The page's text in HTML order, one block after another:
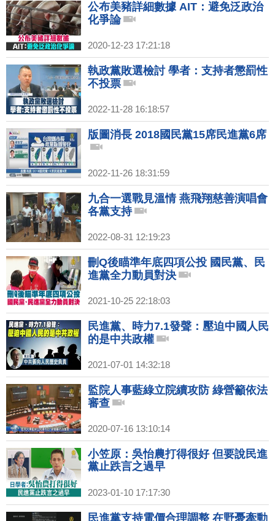
公布美豬詳細數據 AIT：避免泛政治
化爭論
2020-12-23 17:21:18
執政黨敗選檢討 學者：支持者懲罰性
不投票
2022-11-28 16:18:57
版圖消長 2018國民黨15席民進黨6席
2022-11-26 18:31:59
九合一選戰見溫情 燕飛翔慈善演唱會
各黨支持
2022-08-31 12:19:23
刪Q後瞄準年底四項公投 國民黨、民
進黨全力動員對決
2021-10-25 22:18:03
民進黨、時力7.1發聲：壓迫中國人民
的是中共政權
2021-07-01 14:32:18
監院人事藍綠立院續攻防 綠營籲依法
審查
2020-07-16 13:10:14
小笠原：吳怡農打得很好 但要說民進
黨止跌言之過早
2023-01-10 17:17:30
民進黨支持電價合理調整 在野憂牽動